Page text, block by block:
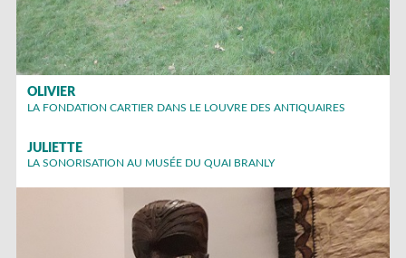
OLIVIER
LA FONDATION CARTIER DANS LE LOUVRE DES ANTIQUAIRES
JULIETTE
LA SONORISATION AU MUSÉE DU QUAI BRANLY